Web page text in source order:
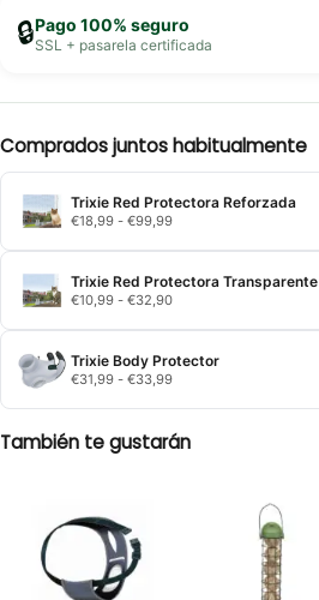
🔒Pago 100% seguro
SSL + pasarela certificada
Comprados juntos habitualmente
Trixie Red Protectora Reforzada
€18,99 - €99,99Rango
precios:
€18,99
hasta
Trixie Red Protectora Transparente
€10,99 - €32,90Rango
precios:
€10,99
hasta
Trixie Body Protector
€31,99 - €33,99Rango
precios:
€31,99
También te gustarán